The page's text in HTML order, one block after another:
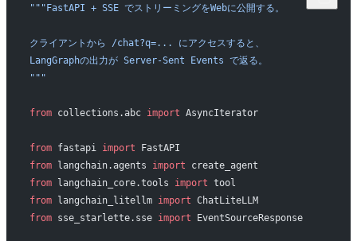
"""FastAPI + SSE でストリーミングをWebに公開する。
クライアントから /chat?q=... にアクセスすると、
LangGraphの出力が Server-Sent Events で返る。
"""
from collections.abc import AsyncIterator
from fastapi import FastAPI
from langchain.agents import create_agent
from langchain_core.tools import tool
from langchain_litellm import ChatLiteLLM
from sse_starlette.sse import EventSourceResponse